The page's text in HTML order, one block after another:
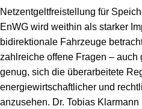
Schriften zum
Netzentgeltfreistellung für
EnWG wird weithin als starker
bidirektionale Fahrzeuge
zahlreiche offene Fragen – auch
genug, sich die überarbeitete
energiewirtschaftlicher und
anzusehen. Dr. Tobias